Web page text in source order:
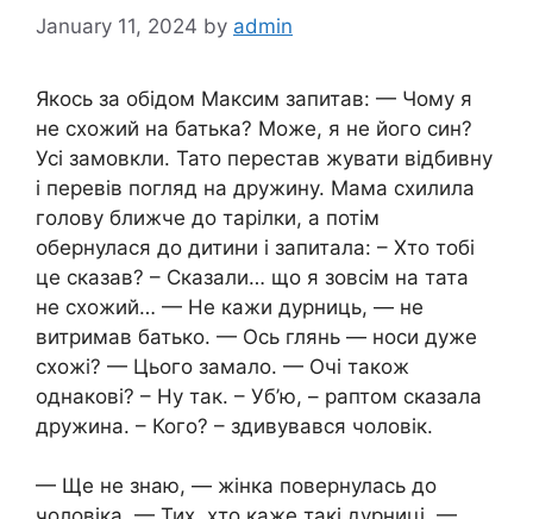
January 11, 2024 by admin
Якось за обідом Максим запитав: — Чому я
не схожий на батька? Може, я не його син?
Усі замовкли. Тато перестав жувати відбивну
і перевів погляд на дружину. Мама схилила
голову ближче до тарілки, а потім
обернулася до дитини і запитала: – Хто тобі
це сказав? – Сказали… що я зовсім на тата
не схожий… — Не кажи дурниць, — не
витримав батько. — Ось глянь — носи дуже
схожі? — Цього замало. — Очі також
однакові? – Ну так. – Уб’ю, – раптом сказала
дружина. – Кого? – здивувався чоловік.
— Ще не знаю, — жінка повернулась до